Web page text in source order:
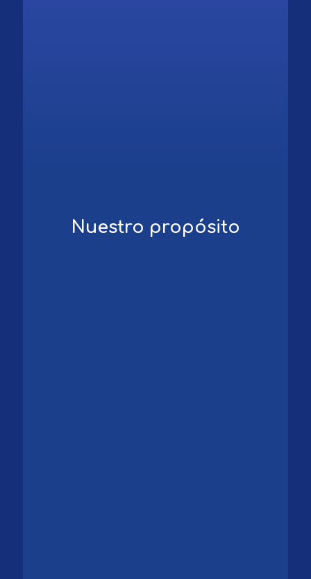
Nuestro propósito